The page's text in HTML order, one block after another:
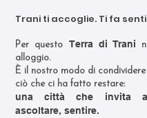
Trani ti accoglie. Ti fa
Per questo Terra di Trani
alloggio.
È il nostro modo di
ciò che ci ha fatto restare:
una città che invita a
ascoltare, sentire.